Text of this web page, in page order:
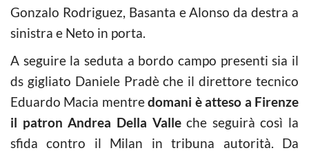
Gonzalo Rodriguez, Basanta e Alonso da destra a
sinistra e Neto in porta.
A seguire la seduta a bordo campo presenti sia il
ds gigliato Daniele Pradè che il direttore tecnico
Eduardo Macia mentredomani è atteso a Firenze
il patron Andrea Della Valleche seguirà così la
sfida contro il Milan in tribuna autorità. Da